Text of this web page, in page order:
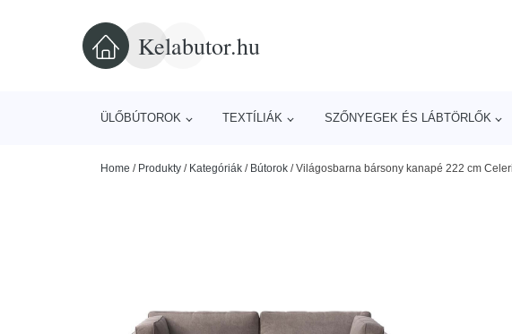
Kelabutor.hu
ÜLŐBÚTOROK TEXTÍLIÁK SZŐNYEGEK ÉS LÁBTÖRLŐK
Home / Produkty / Kategóriák / Bútorok /Világosbarna bársony kanapé 222 cm